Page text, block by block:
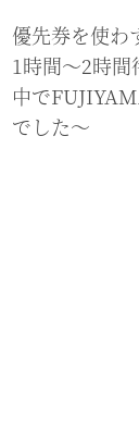
優先券を使わ
1時間〜2時
中で
でした〜